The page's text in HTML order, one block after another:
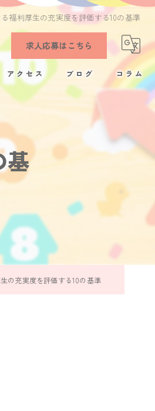
福利厚生の充実度を評価する10の基準
求人応募はこちら
アクセス ブログ コラム
基
の充実度を評価する10の基準